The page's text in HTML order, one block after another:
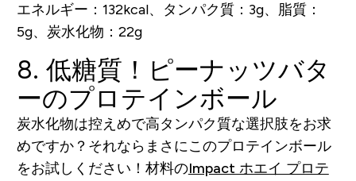
エネルギー：132kcal、タンパク質：3g、脂質：
5g、炭水化物：22g
8. 低糖質！ピーナッツバタ
ーのプロテインボール
炭水化物は控えめで高タンパク質な選択肢をお求
めですか？それならまさにこのプロテインボール
をお試しください！材料のImpact ホエイ プロテ